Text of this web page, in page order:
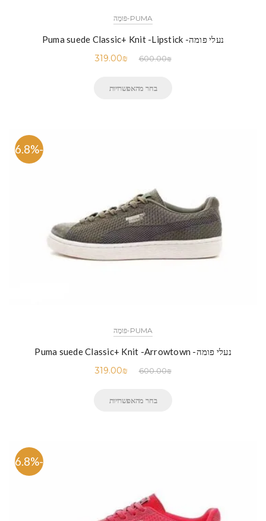
PUMA-פּוּמָה
נעלי פומה- Puma suede Classic+ Knit -Lipstick
600.00₪
319.00₪
בחר מהאפשרויות
-46.8%
PUMA-פּוּמָה
נעלי פומה- Puma suede Classic+ Knit -Arrowtown
600.00₪
319.00₪
בחר מהאפשרויות
-46.8%